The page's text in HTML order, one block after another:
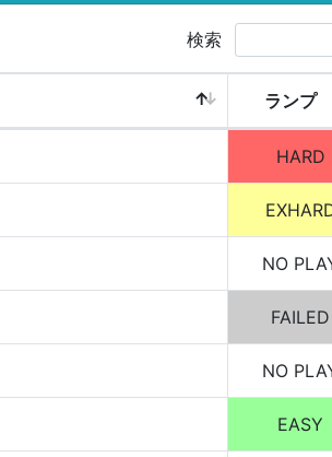
検索
ランプ
HARD
NO
FAILED
NO
EASY